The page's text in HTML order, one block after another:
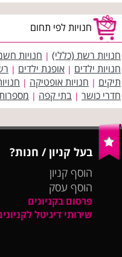
חנויות לפי תחום
חנויות רשת (כללי) | חנויות
חנויות ילדים | אופנת ילדים |
תיקים | חנויות אופטיקה |
חדרי כושר | בתי קפה |
בעל קניון / חנות?
הוסף קניון
הוסף עסק
פרסום בקניונים
שירותי דיגיטל